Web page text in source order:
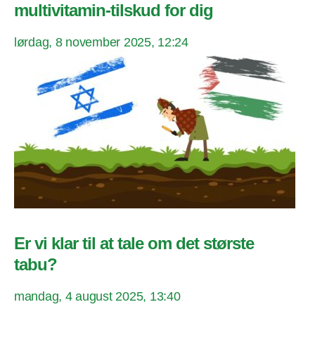
multivitamin-tilskud for dig
lørdag, 8 november 2025, 12:24
Er vi klar til at tale om det største
tabu?
mandag, 4 august 2025, 13:40